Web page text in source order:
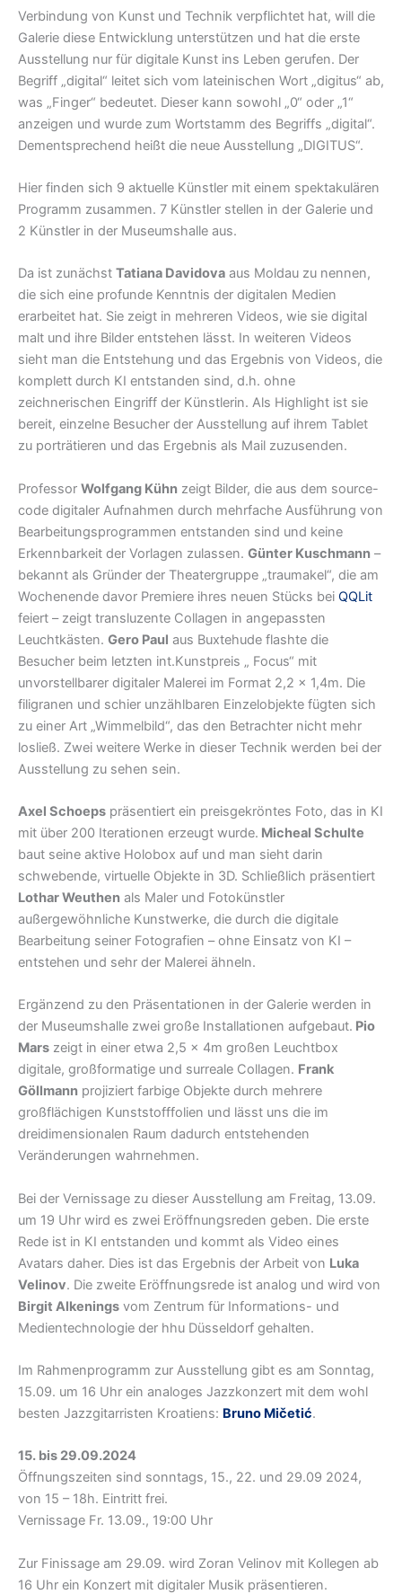
Verbindung von Kunst und Technik verpflichtet hat, will die
Galerie diese Entwicklung unterstützen und hat die erste
Ausstellung nur für digitale Kunst ins Leben gerufen. Der
Begriff „digital“ leitet sich vom lateinischen Wort „digitus“ ab,
was „Finger“ bedeutet. Dieser kann sowohl „0“ oder „1“
anzeigen und wurde zum Wortstamm des Begriffs „digital“.
Dementsprechend heißt die neue Ausstellung „DIGITUS“.
Hier finden sich 9 aktuelle Künstler mit einem spektakulären
Programm zusammen. 7 Künstler stellen in der Galerie und
2 Künstler in der Museumshalle aus.
Da ist zunächst Tatiana Davidova aus Moldau zu nennen,
die sich eine profunde Kenntnis der digitalen Medien
erarbeitet hat. Sie zeigt in mehreren Videos, wie sie digital
malt und ihre Bilder entstehen lässt. In weiteren Videos
sieht man die Entstehung und das Ergebnis von Videos, die
komplett durch KI entstanden sind, d.h. ohne
zeichnerischen Eingriff der Künstlerin. Als Highlight ist sie
bereit, einzelne Besucher der Ausstellung auf ihrem Tablet
zu porträtieren und das Ergebnis als Mail zuzusenden.
Professor Wolfgang Kühn zeigt Bilder, die aus dem source-
code digitaler Aufnahmen durch mehrfache Ausführung von
Bearbeitungsprogrammen entstanden sind und keine
Erkennbarkeit der Vorlagen zulassen. Günter Kuschmann –
bekannt als Gründer der Theatergruppe „traumakel“, die am
Wochenende davor Premiere ihres neuen Stücks bei QQLit
feiert – zeigt transluzente Collagen in angepassten
Leuchtkästen. Gero Paul aus Buxtehude flashte die
Besucher beim letzten int.Kunstpreis „ Focus“ mit
unvorstellbarer digitaler Malerei im Format 2,2 x 1,4m. Die
filigranen und schier unzählbaren Einzelobjekte fügten sich
zu einer Art „Wimmelbild“, das den Betrachter nicht mehr
losließ. Zwei weitere Werke in dieser Technik werden bei der
Ausstellung zu sehen sein.
Axel Schoeps präsentiert ein preisgekröntes Foto, das in KI
mit über 200 Iterationen erzeugt wurde. Micheal Schulte
baut seine aktive Holobox auf und man sieht darin
schwebende, virtuelle Objekte in 3D. Schließlich präsentiert
Lothar Weuthen als Maler und Fotokünstler
außergewöhnliche Kunstwerke, die durch die digitale
Bearbeitung seiner Fotografien – ohne Einsatz von KI –
entstehen und sehr der Malerei ähneln.
Ergänzend zu den Präsentationen in der Galerie werden in
der Museumshalle zwei große Installationen aufgebaut. Pio
Mars zeigt in einer etwa 2,5 x 4m großen Leuchtbox
digitale, großformatige und surreale Collagen. Frank
Göllmann projiziert farbige Objekte durch mehrere
großflächigen Kunststofffolien und lässt uns die im
dreidimensionalen Raum dadurch entstehenden
Veränderungen wahrnehmen.
Bei der Vernissage zu dieser Ausstellung am Freitag, 13.09.
um 19 Uhr wird es zwei Eröffnungsreden geben. Die erste
Rede ist in KI entstanden und kommt als Video eines
Avatars daher. Dies ist das Ergebnis der Arbeit von Luka
Velinov. Die zweite Eröffnungsrede ist analog und wird von
Birgit Alkenings vom Zentrum für Informations- und
Medientechnologie der hhu Düsseldorf gehalten.
Im Rahmenprogramm zur Ausstellung gibt es am Sonntag,
15.09. um 16 Uhr ein analoges Jazzkonzert mit dem wohl
besten Jazzgitarristen Kroatiens: Bruno Mičetić.
15. bis 29.09.2024
Öffnungszeiten sind sonntags, 15., 22. und 29.09 2024,
von 15 – 18h. Eintritt frei.
Vernissage Fr. 13.09., 19:00 Uhr
Zur Finissage am 29.09. wird Zoran Velinov mit Kollegen ab
16 Uhr ein Konzert mit digitaler Musik präsentieren.